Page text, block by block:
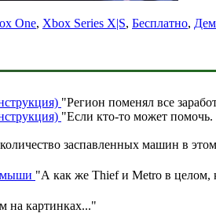
One, Xbox Series X|S, Бесплатно,
"Регион поменял все
"Если кто-то может
количество заспавленных машин в
мыши "А как же Thief и Metro в целом,
на картинках..."